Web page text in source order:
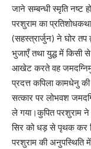
जाने सम्बन्धी स्मृति नष्ट
परशुराम का
(सहस्त्रार्जुन) ने घोर तप
भुजाएँ तथा युद्ध में किसी
आखेट करते वह
प्रदत्त कपिला कामधेनु
सत्कार पर लोभवश
ले गया।कुपित परशुराम
सिर को धड़ से पृथक कर
परशुराम की अनुपस्थिति